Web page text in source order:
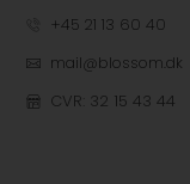
+45 21 13 60 40
mail@blossom.dk
CVR: 32 15 43 44